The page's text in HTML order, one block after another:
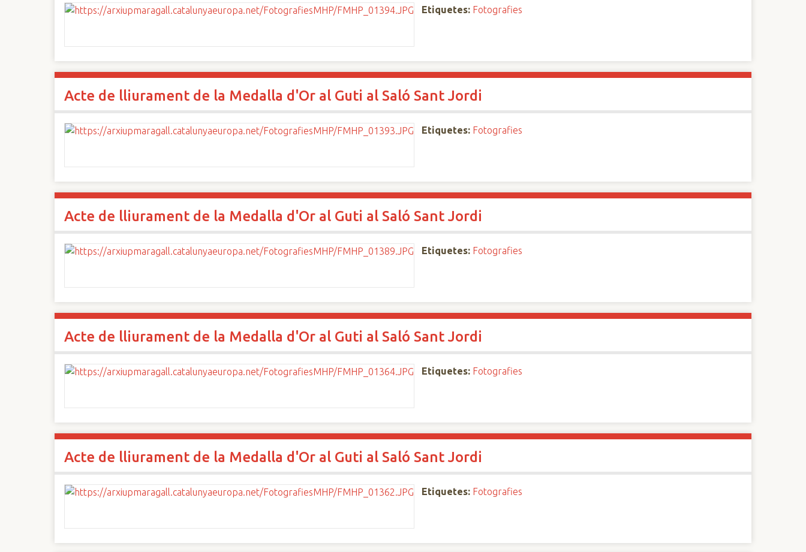
Etiquetes: Fotografies
Acte de lliurament de la Medalla d'Or al Guti al Saló Sant Jordi
Etiquetes: Fotografies
Acte de lliurament de la Medalla d'Or al Guti al Saló Sant Jordi
Etiquetes: Fotografies
Acte de lliurament de la Medalla d'Or al Guti al Saló Sant Jordi
Etiquetes: Fotografies
Acte de lliurament de la Medalla d'Or al Guti al Saló Sant Jordi
Etiquetes: Fotografies